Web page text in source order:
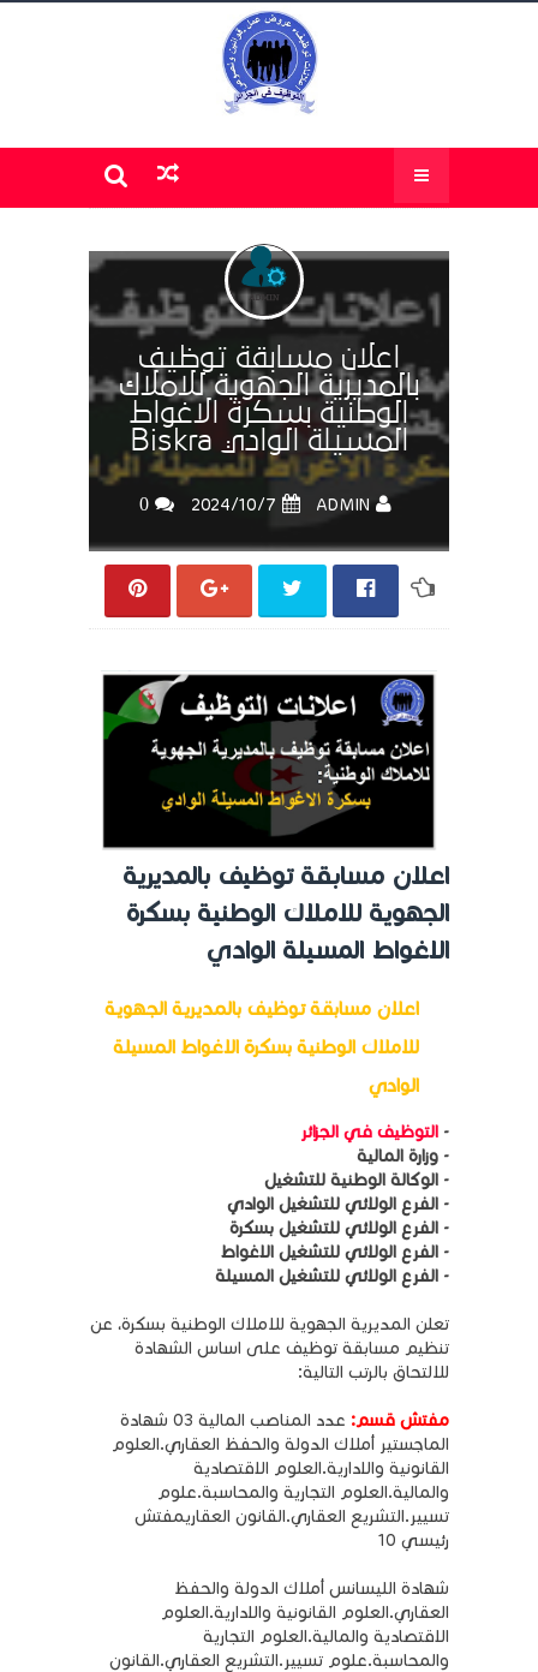
اعلان مسابقة توظيف
بالمديرية الجهوية للاملاك
الوطنية بسكرة الاغواط
المسيلة الوادي Biskra
ADMIN
7‏/10‏/2024
0
اعلان مسابقة توظيف بالمديرية
الجهوية للاملاك الوطنية بسكرة
الاغواط المسيلة الوادي
اعلان مسابقة توظيف بالمديرية الجهوية
للاملاك الوطنية بسكرة الاغواط المسيلة
الوادي
- التوظيف في الجزائر
- وزارة المالية
- الوكالة الوطنية للتشغيل
- الفرع الولائي للتشغيل الوادي
- الفرع الولائي للتشغيل بسكرة
- الفرع الولائي للتشغيل الاغواط
- الفرع الولائي للتشغيل المسيلة
تعلن المديرية الجهوية للاملاك الوطنية بسكرة، عن
تنظيم مسابقة توظيف على اساس الشهادة
للالتحاق بالرتب التالية:
مفتش قسم:
عدد المناصب المالية 03 شهادة
الماجستير أملاك الدولة والحفظ العقاري.العلوم
القانونية والادارية.العلوم الاقتصادية
والمالية.العلوم التجارية والمحاسبة.علوم
تسيير.التشريع العقاري.القانون العقاريمفتش
رئيسي 10
شهادة الليسانس أملاك الدولة والحفظ
العقاري.العلوم القانونية والادارية.العلوم
الاقتصادية والمالية.العلوم التجارية
والمحاسبة.علوم تسيير.التشريع العقاري.القانون